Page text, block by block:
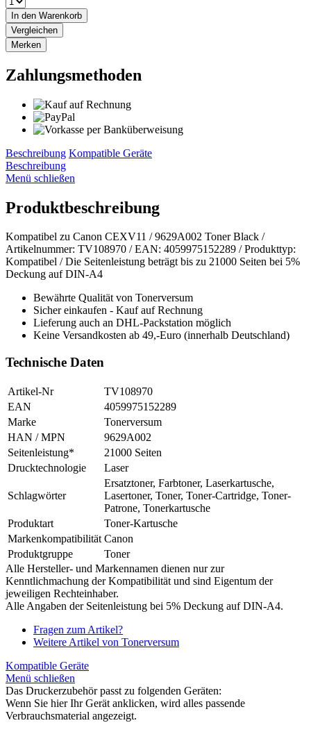
In den Warenkorb
Vergleichen
Merken
Zahlungsmethoden
Beschreibung Kompatible Geräte
Beschreibung
Menü schließen
Produktbeschreibung
Kompatibel zu Canon CEXV11 / 9629A002 Toner Black /
Artikelnummer: TV108970 / EAN: 4059975152289 / Produkttyp:
Kompatibel / Die Seitenleistung beträgt bis zu 21000 Seiten bei 5%
Deckung auf DIN-A4
Bewährte Qualität von Tonerversum
Sicher einkaufen - Kauf auf Rechnung
Lieferung auch an DHL-Packstation möglich
Keine Versandkosten ab 49,-Euro (innerhalb Deutschland)
Technische Daten
Artikel-Nr
TV108970
EAN
4059975152289
Marke
Tonerversum
HAN / MPN
9629A002
Seitenleistung*
21000 Seiten
Drucktechnologie
Laser
Schlagwörter
Ersatztoner, Farbtoner, Laserkartusche,
Lasertoner, Toner, Toner-Cartridge, Toner-
Patrone, Tonerkartusche
Produktart
Toner-Kartusche
Markenkompatibilität Canon
Produktgruppe
Toner
Alle Hersteller- und Markennamen dienen nur zur
Kenntlichmachung der Kompatibilität und sind Eigentum der
jeweiligen Rechteinhaber.
Alle Angaben der Seitenleistung bei 5% Deckung auf DIN-A4.
Fragen zum Artikel?
Weitere Artikel von Tonerversum
Kompatible Geräte
Menü schließen
Das Druckerzubehör passt zu folgenden Geräten:
Wenn Sie hier Ihr Gerät anklicken, wird alles passende
Verbrauchsmaterial angezeigt.